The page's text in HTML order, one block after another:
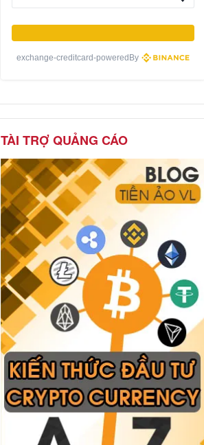
exchange-creditcard-poweredBy
TÀI TRỢ QUẢNG CÁO